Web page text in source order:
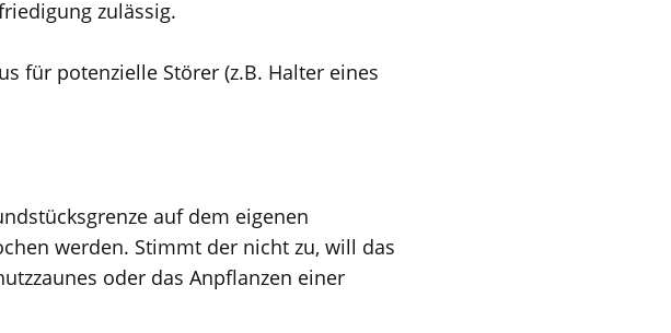
zulässig.
für potenzielle Störer (z.B. Halter eines
auf dem eigenen
werden. Stimmt der nicht zu, will das
oder das Anpflanzen einer